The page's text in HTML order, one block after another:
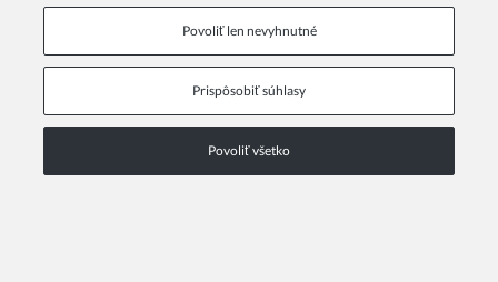
Povoliť len nevyhnutné
Prispôsobiť súhlasy
Povoliť všetko